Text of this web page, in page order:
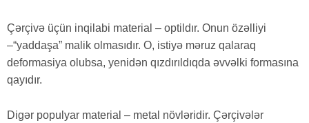
Çərçivə üçün inqilabi material – optildır. Onun özəlliyi
–“yaddaşa” malik olmasıdır. O, istiyə məruz qalaraq
deformasiya olubsa, yenidən qızdırıldıqda əvvəlki formasına
qayıdır.
Digər populyar material – metal növləridir. Çərçivələr